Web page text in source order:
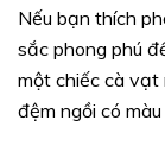
Nếu bạn thích
sắc phong phú
một chiếc cà vạt
đệm ngồi có